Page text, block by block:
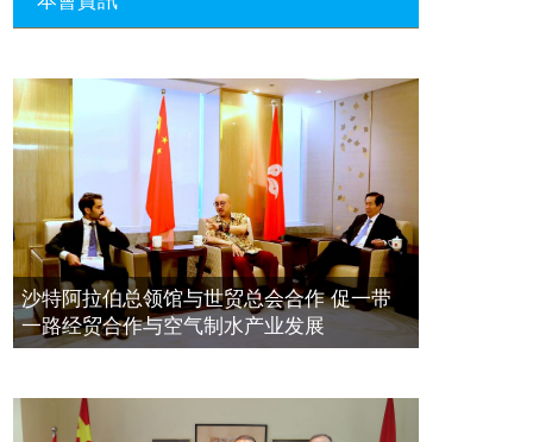
一带一路经贸合作与空气制水产业发
2023年11月23日
埃及总领事会晤拿督斯里吴罡豪 促一
带一路经贸合作与空气制水产业发展
2023年11月23日
拿督斯里吴罡豪晤土耳其总领事 促一
带一路经贸合作与空气制水产业发展
2023年11月23日
長瑚蒞臨 天泉鼎豐深圳總部及國際標
量波量子研究院
2021年12月10日
標量波光量子導入系統聯合國總部拿
督斯裏吳達鎔教授首發
2021年12月10日
空氣制水發明人吳達鎔出席聯合國環
境科政商管治聯盟會議
沙特阿拉伯总领馆与世贸总会合作 促一带
一路经贸合作与空气制水产业发展